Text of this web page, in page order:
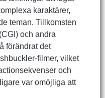
karaktärer,
teman. Tillkomsten
och andra
förändrat det
filmer, vilket
och
var omöjliga att